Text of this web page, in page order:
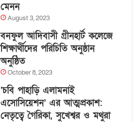
মেনন
August 3, 2023
বনফুল আদিবাসী গ্রীনহার্ট কলেজে
শিক্ষার্থীদের পরিচিতি অনুষ্ঠান
অনুষ্ঠিত
October 8, 2023
‘চবি পাহাড়ি এলামনাই
এসোসিয়েশন’ এর আত্মপ্রকাশ:
নেতৃত্বে গৈরিকা, সুখেশ্বর ও মথুরা